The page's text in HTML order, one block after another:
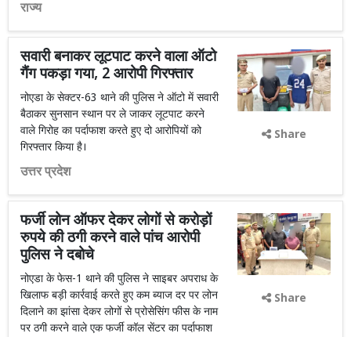
राज्य
सवारी बनाकर लूटपाट करने वाला ऑटो
गैंग पकड़ा गया, 2 आरोपी गिरफ्तार
नोएडा के सेक्टर-63 थाने की पुलिस ने ऑटो में सवारी
बैठाकर सुनसान स्थान पर ले जाकर लूटपाट करने
वाले गिरोह का पर्दाफाश करते हुए दो आरोपियों को
गिरफ्तार किया है।
उत्तर प्रदेश
Share
फर्जी लोन ऑफर देकर लोगों से करोड़ों
रुपये की ठगी करने वाले पांच आरोपी
पुलिस ने दबोचे
नोएडा के फेस-1 थाने की पुलिस ने साइबर अपराध के
खिलाफ बड़ी कार्रवाई करते हुए कम ब्याज दर पर लोन
दिलाने का झांसा देकर लोगों से प्रोसेसिंग फीस के नाम
पर ठगी करने वाले एक फर्जी कॉल सेंटर का पर्दाफाश
Share